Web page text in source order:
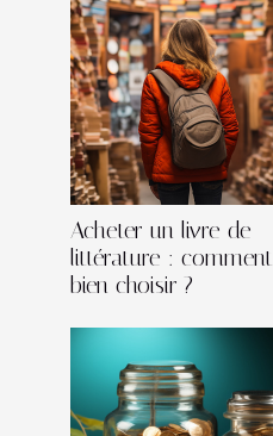
Acheter un livre de
littérature : comment
bien choisir ?